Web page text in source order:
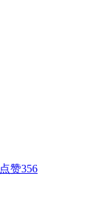
点赞356